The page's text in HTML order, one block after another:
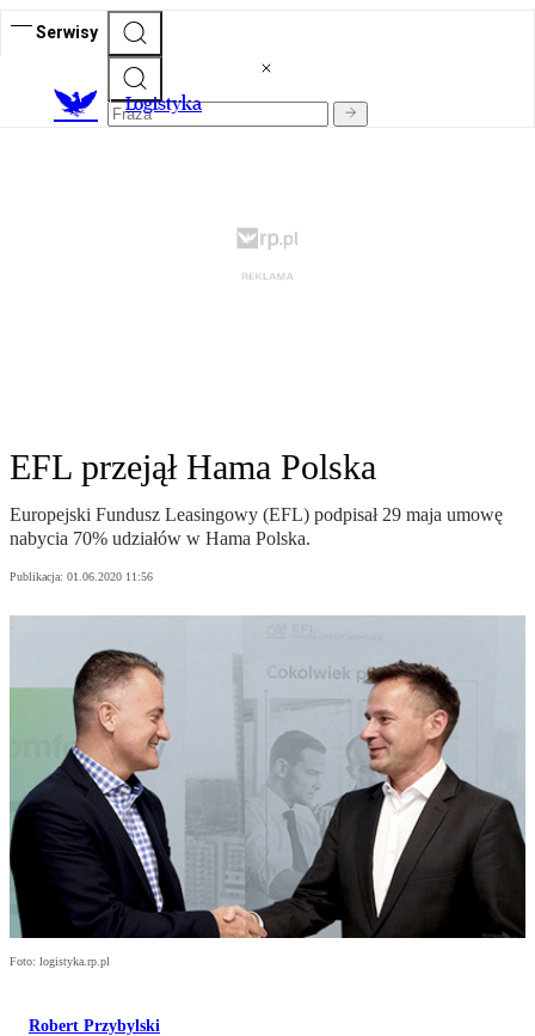
Serwisy
Logistyka
EFL przejął Hama Polska
Europejski Fundusz Leasingowy (EFL) podpisał 29 maja umowę
nabycia 70% udziałów w Hama Polska.
Publikacja: 01.06.2020 11:56
Foto: logistyka.rp.pl
Robert Przybylski